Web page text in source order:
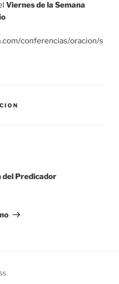
Viernes de la Semana
conferencias/oracion/s
del Predicador